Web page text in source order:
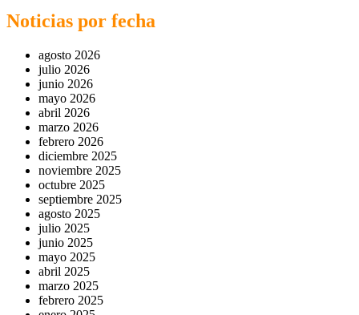
Noticias por fecha
agosto 2026
julio 2026
junio 2026
mayo 2026
abril 2026
marzo 2026
febrero 2026
diciembre 2025
noviembre 2025
octubre 2025
septiembre 2025
agosto 2025
julio 2025
junio 2025
mayo 2025
abril 2025
marzo 2025
febrero 2025